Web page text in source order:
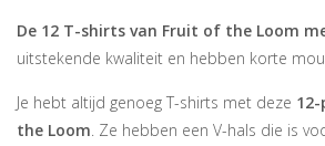
De 12 T-shirts van Fruit of the Loom
uitstekende kwaliteit en hebben korte
Je hebt altijd genoeg T-shirts met deze
the Loom. Ze hebben een V-hals die is